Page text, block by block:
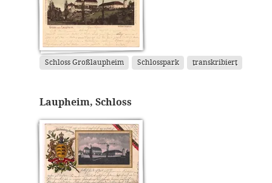
Schloss Großlaupheim Schlosspark transkribiert
Laupheim, Schloss